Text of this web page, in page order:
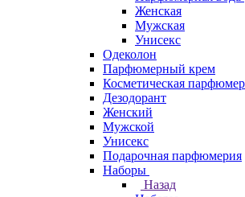
Женская
Мужская
Унисекс
Одеколон
Парфюмерный крем
Косметическая
Дезодорант
Женский
Мужской
Унисекс
Подарочная парфюмерия
Наборы
Назад